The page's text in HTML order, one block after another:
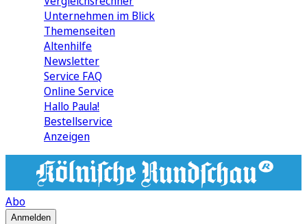
Unternehmen im Blick
Themenseiten
Altenhilfe
Newsletter
Service FAQ
Online Service
Hallo Paula!
Bestellservice
Anzeigen
Abo
Anmelden